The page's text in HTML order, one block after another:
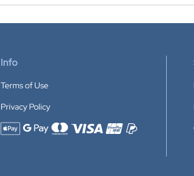
Info
Terms of Use
Privacy Policy
Accepted payment methods